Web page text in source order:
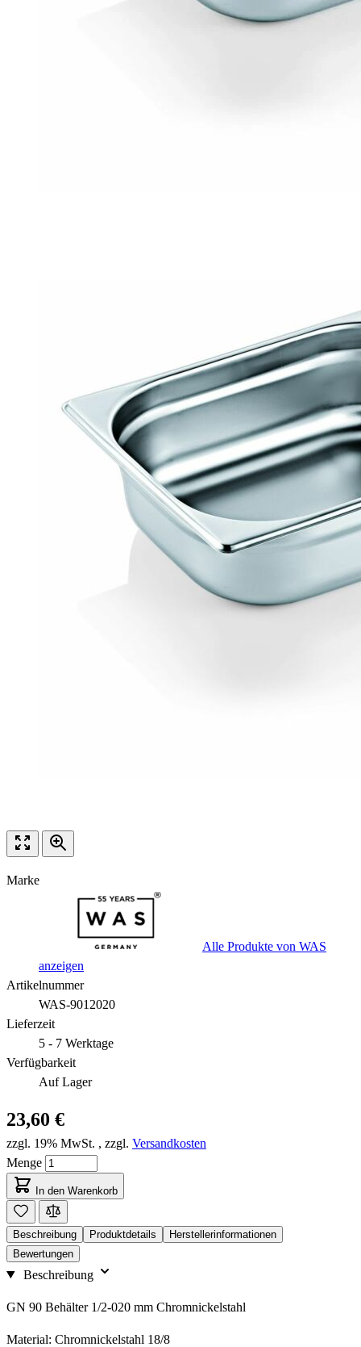
Marke
Alle Produkte von WAS
anzeigen
Artikelnummer
WAS-9012020
Lieferzeit
5 - 7 Werktage
Verfügbarkeit
Auf Lager
23,60 €
zzgl. 19% MwSt. , zzgl. Versandkosten
Menge
In den Warenkorb
Beschreibung Produktdetails
Herstellerinformationen
Bewertungen
Beschreibung
GN 90 Behälter 1/2-020 mm Chromnickelstahl
Material: Chromnickelstahl 18/8